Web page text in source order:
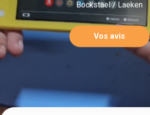
Bockstael / Laeken
Vos avis